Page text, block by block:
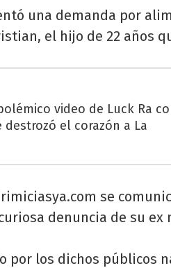
una demanda por
el hijo de 22 años
video de Luck Ra
el corazón a La
se
denuncia de su ex
por los dichos públicos